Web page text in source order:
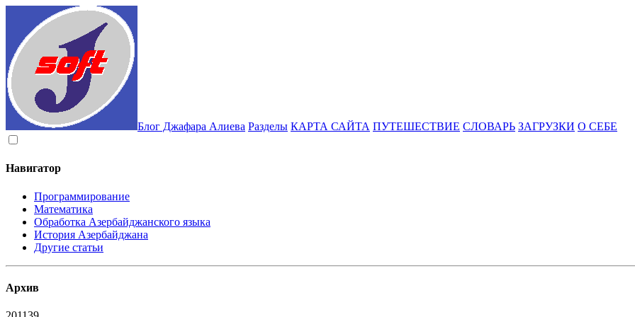
Блог Джафара Алиева Разделы КАРТА САЙТА ПУТЕШЕСТВИЕ СЛОВАРЬ ЗАГРУЗКИ О СЕБЕ
Навигатор
Программирование
Математика
Обработка Азербайджанского языка
История Азербайджана
Другие статьи
Архив